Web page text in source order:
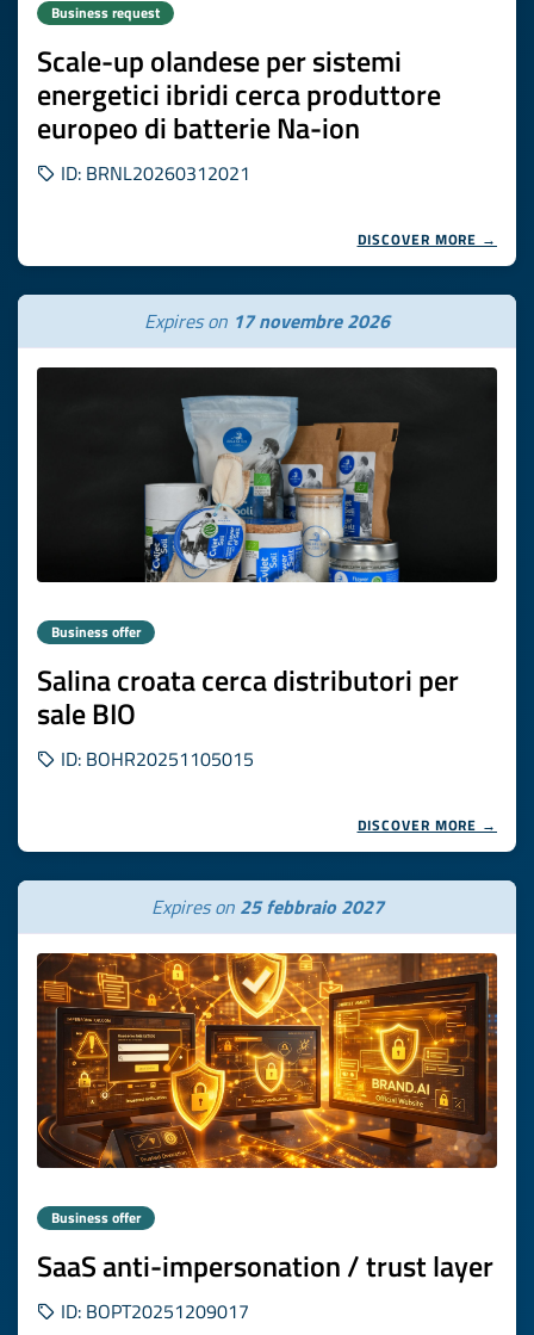
Business request
Scale-up olandese per sistemi
energetici ibridi cerca produttore
europeo di batterie Na-ion
ID: BRNL20260312021
DISCOVER MORE →
Expires on 17 novembre 2026
Business offer
Salina croata cerca distributori per
sale BIO
ID: BOHR20251105015
DISCOVER MORE →
Expires on 25 febbraio 2027
Business offer
SaaS anti-impersonation / trust layer
ID: BOPT20251209017